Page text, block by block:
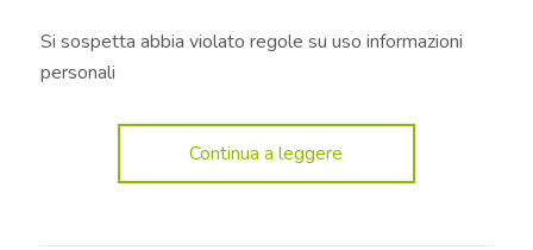
Si sospetta abbia violato regole su uso informazioni
personali
Continua a leggere